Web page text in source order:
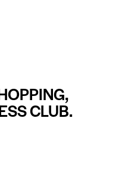
CLUB.